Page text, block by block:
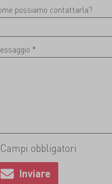
possiamo contattarla?
*
obbligatori